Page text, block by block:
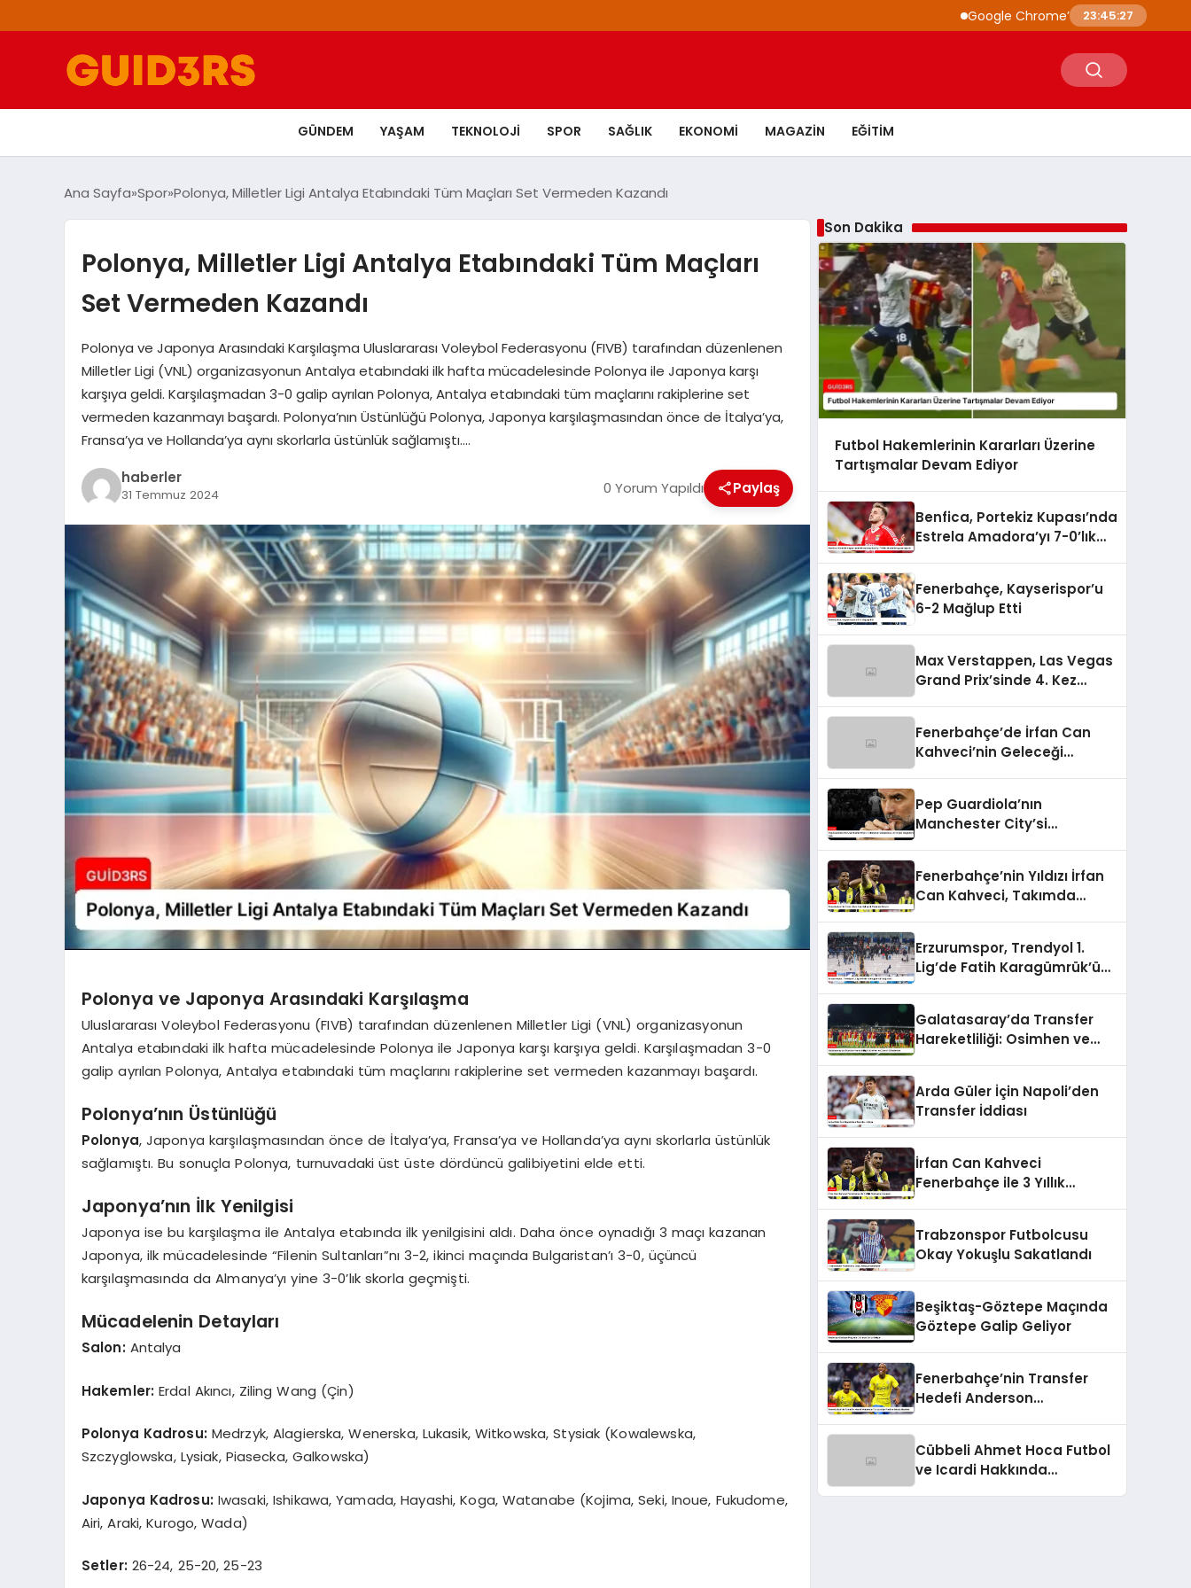
Google Chrome’a Yapay Zeka
23:45:28
GÜNDEM YAŞAM TEKNOLOJI SPOR SAĞLIK EKONOMI MAGAZIN EĞITIM
Ana Sayfa Spor Polonya, Milletler Ligi Antalya Etabındaki Tüm Maçları Set Vermeden Kazandı
Polonya, Milletler Ligi Antalya Etabındaki Tüm Maçları
Set Vermeden Kazandı
Polonya ve Japonya Arasındaki Karşılaşma Uluslararası Voleybol Federasyonu (FIVB) tarafından düzenlenen
Milletler Ligi (VNL) organizasyonun Antalya etabındaki ilk hafta mücadelesinde Polonya ile Japonya karşı
karşıya geldi. Karşılaşmadan 3-0 galip ayrılan Polonya, Antalya etabındaki tüm maçlarını rakiplerine set
vermeden kazanmayı başardı. Polonya’nın Üstünlüğü Polonya, Japonya karşılaşmasından önce de İtalya’ya,
Fransa’ya ve Hollanda’ya aynı skorlarla üstünlük sağlamıştı….
haberler
31 Temmuz 2024 0 Yorum Yapıldı Paylaş
Polonya ve Japonya Arasındaki Karşılaşma
Uluslararası Voleybol Federasyonu (FIVB) tarafından düzenlenen Milletler Ligi (VNL) organizasyonun
Antalya etabındaki ilk hafta mücadelesinde Polonya ile Japonya karşı karşıya geldi. Karşılaşmadan 3-0
galip ayrılan Polonya, Antalya etabındaki tüm maçlarını rakiplerine set vermeden kazanmayı başardı.
Polonya’nın Üstünlüğü
Polonya, Japonya karşılaşmasından önce de İtalya’ya, Fransa’ya ve Hollanda’ya aynı skorlarla üstünlük
sağlamıştı. Bu sonuçla Polonya, turnuvadaki üst üste dördüncü galibiyetini elde etti.
Japonya’nın İlk Yenilgisi
Japonya ise bu karşılaşma ile Antalya etabında ilk yenilgisini aldı. Daha önce oynadığı 3 maçı kazanan
Japonya, ilk mücadelesinde “Filenin Sultanları”nı 3-2, ikinci maçında Bulgaristan’ı 3-0, üçüncü
karşılaşmasında da Almanya’yı yine 3-0’lık skorla geçmişti.
Mücadelenin Detayları
Salon: Antalya
Hakemler: Erdal Akıncı, Ziling Wang (Çin)
Polonya Kadrosu: Medrzyk, Alagierska, Wenerska, Lukasik, Witkowska, Stysiak (Kowalewska,
Szczyglowska, Lysiak, Piasecka, Galkowska)
Japonya Kadrosu: Iwasaki, Ishikawa, Yamada, Hayashi, Koga, Watanabe (Kojima, Seki, Inoue, Fukudome,
Airi, Araki, Kurogo, Wada)
Setler: 26-24, 25-20, 25-23
Son Dakika
Futbol Hakemlerinin Kararları Üzerine
Tartışmalar Devam Ediyor
Benfica, Portekiz Kupası’nda
Estrela Amadora’yı 7-0’lık
Fenerbahçe, Kayserispor’u
6-2 Mağlup Etti
Max Verstappen, Las Vegas
Grand Prix’sinde 4. Kez
Fenerbahçe’de İrfan Can
Kahveci’nin Geleceği
Pep Guardiola’nın
Manchester City’si
Fenerbahçe’nin Yıldızı İrfan
Can Kahveci, Takımda
Erzurumspor, Trendyol 1.
Lig’de Fatih Karagümrük’ü
Galatasaray’da Transfer
Hareketliliği: Osimhen ve
Arda Güler İçin Napoli’den
Transfer İddiası
İrfan Can Kahveci
Fenerbahçe ile 3 Yıllık
Trabzonspor Futbolcusu
Okay Yokuşlu Sakatlandı
Beşiktaş-Göztepe Maçında
Göztepe Galip Geliyor
Fenerbahçe’nin Transfer
Hedefi Anderson
Cübbeli Ahmet Hoca Futbol
ve Icardi Hakkında